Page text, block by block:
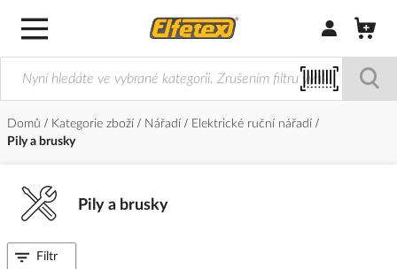
Přihlásit/
Domů Kategorie zboží Nářadí
Elektrické ruční nářadí
Pily a brusky
Pily a brusky
Filtr